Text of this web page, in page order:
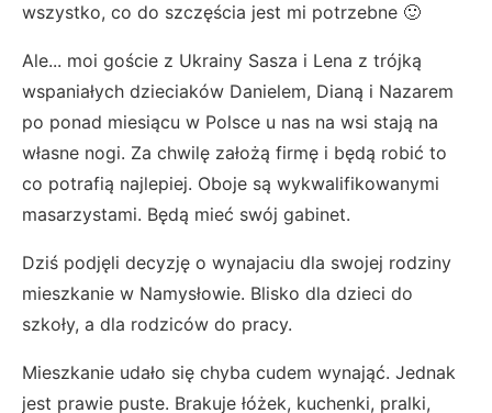
wszystko, co do szczęścia jest mi potrzebne 🙂
Ale... moi goście z Ukrainy Sasza i Lena z trójką
wspaniałych dzieciaków Danielem, Dianą i Nazarem
po ponad miesiącu w Polsce u nas na wsi stają na
własne nogi. Za chwilę założą firmę i będą robić to
co potrafią najlepiej. Oboje są wykwalifikowanymi
masarzystami. Będą mieć swój gabinet.
Dziś podjęli decyzję o wynajaciu dla swojej rodziny
mieszkanie w Namysłowie. Blisko dla dzieci do
szkoły, a dla rodziców do pracy.
Mieszkanie udało się chyba cudem wynająć. Jednak
jest prawie puste. Brakuje łóżek, kuchenki, pralki,